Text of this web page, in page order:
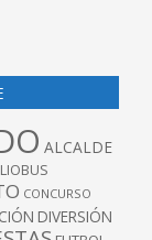
ALCALDE
CONCURSO
DIVERSIÓN